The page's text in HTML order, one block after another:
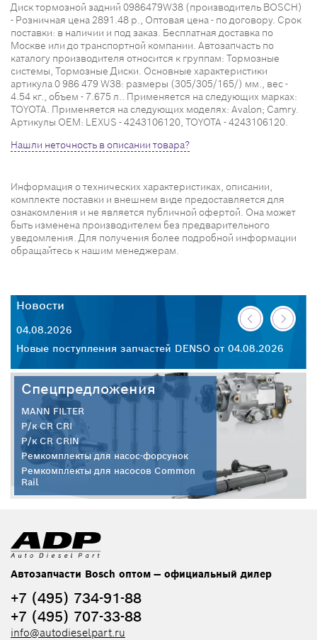
Диск тормозной задний 0986479W38 (производитель BOSCH)
- Розничная цена 2891.48 р., Оптовая цена - по договору. Срок
поставки: в наличии и под заказ. Бесплатная доставка по
Москве или до транспортной компании. Автозапчасть по
каталогу производителя относится к группам: Тормозные
системы, Тормозные Диски. Основные характеристики
артикула 0 986 479 W38: размеры (305/305/165/) мм., вес -
4.54 кг., объем - 7.675 л.. Применяется на следующих марках:
TOYOTA. Применяется на следующих моделях: Avalon; Camry.
Артикулы OEM: LEXUS - 4243106120, TOYOTA - 4243106120.
Нашли неточность в описании товара?
Информация о технических характеристиках, описании,
комплекте поставки и внешнем виде предоставляется для
ознакомления и не является публичной офертой. Она может
быть изменена производителем без предварительного
уведомления. Для получения более подробной информации
обращайтесь к нашим менеджерам.
Новости
04.08.2026
Новые поступления запчастей DENSO от 04.08.2026
Спецпредложения
MANN FILTER
Р/к CR CRI
Р/к CR CRIN
Ремкомплекты для насос-форсунок
Ремкомплекты для насосов Common
Rail
Автозапчасти Bosch оптом — официальный дилер
+7 (495) 734-91-88
+7 (495) 707-33-88
info@autodieselpart.ru